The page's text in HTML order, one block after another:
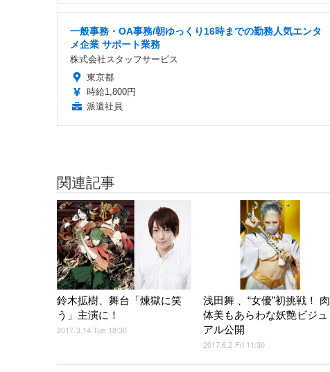
一般事務・OA事務/朝ゆっくり16時までの勤務人気エンタ
メ企業 サポート業務
株式会社スタッフサービス
東京都
時給1,800円
派遣社員
関連記事
鈴木拡樹、舞台「煉獄に笑
う」主演に！
2017.3.14 Tue 18:30
浅田舞 、“女優”初挑戦！ 肉
体美もあらわな妖艶ビジュ
アル公開
2017.6.2 Fri 11:30